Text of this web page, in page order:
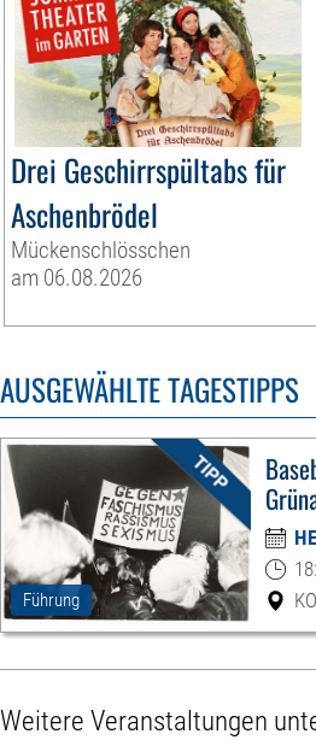
Drei Geschirrspültabs für
Aschenbrödel
Mückenschlösschen
am 06.08.2026
AUSGEWÄHLTE TAGESTIPPS
Führung
Weitere Veranstaltungen